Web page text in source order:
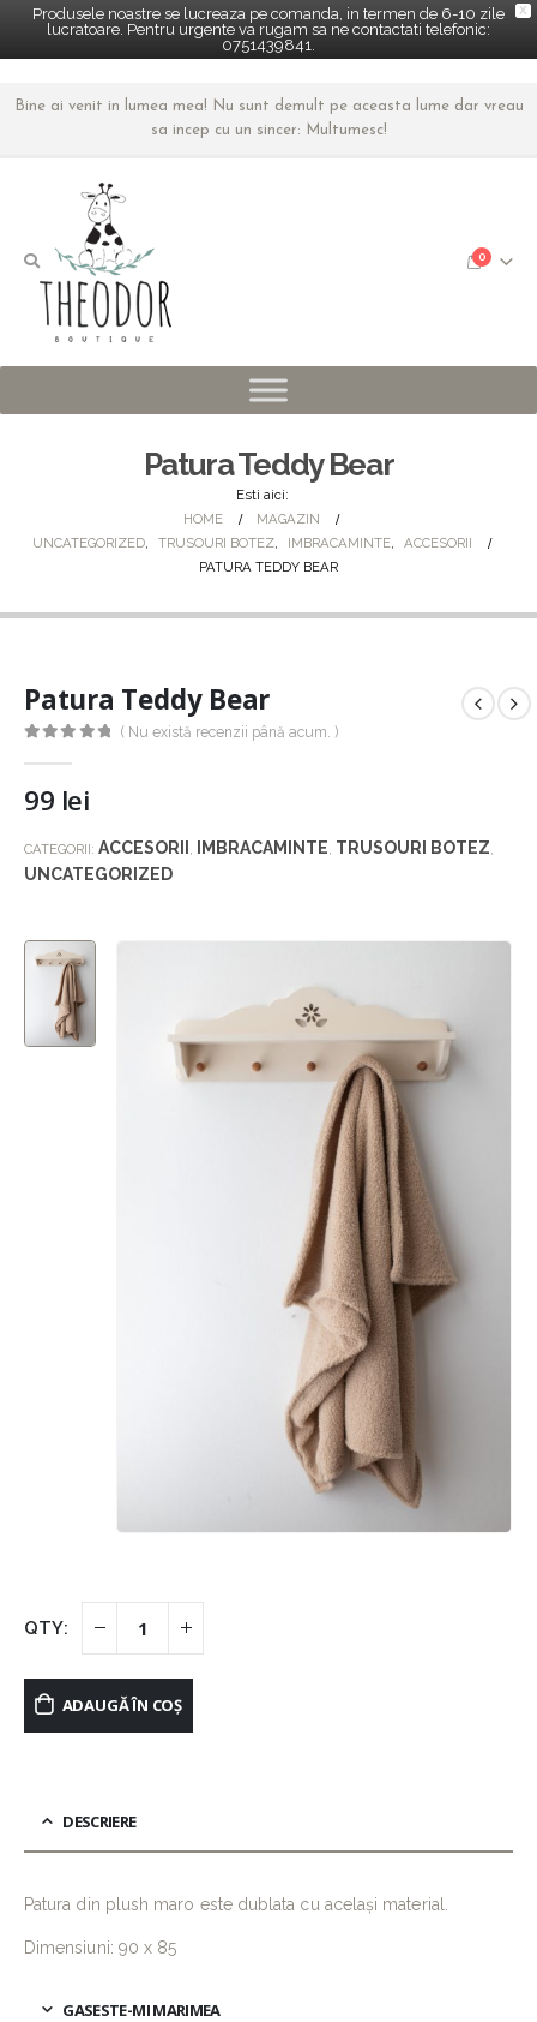
X
Produsele noastre se lucreaza pe comanda, in termen de 6-10 zile
lucratoare. Pentru urgente va rugam sa ne contactati telefonic:
0751439841.
Bine ai venit in lumea mea! Nu sunt demult pe aceasta lume dar vreau
sa incep cu un sincer: Multumesc!
0
Patura Teddy Bear
Esti aici:
HOME
MAGAZIN
UNCATEGORIZED, TRUSOURI BOTEZ, IMBRACAMINTE,
ACCESORII
PATURA TEDDY BEAR
Patura Teddy Bear
( Nu există recenzii până acum. )
99 lei
CATEGORII: ACCESORII , IMBRACAMINTE, TRUSOURI BOTEZ,
UNCATEGORIZED
ADAUGĂ ÎN COȘ
DESCRIERE
Patura din plush maro este dublata cu același material.
Dimensiuni: 90 x 85
GASESTE-MI MARIMEA